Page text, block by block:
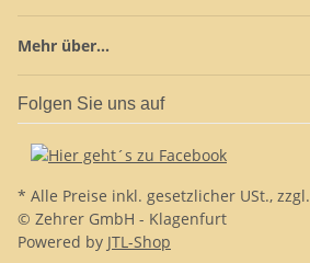
Mehr über...
Folgen Sie uns auf
* Alle Preise inkl. gesetzlicher USt., zzgl.
© Zehrer GmbH - Klagenfurt
Powered by JTL-Shop